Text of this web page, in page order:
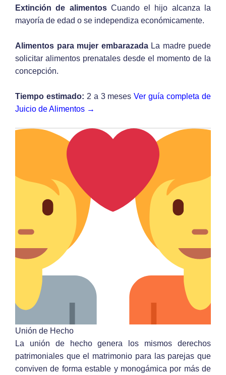
Extinción de alimentosCuando el hijo alcanza la
mayoría de edad o se independiza económicamente.
Alimentos para mujer embarazadaLa madre puede
solicitar alimentos prenatales desde el momento de la
concepción.
Tiempo estimado: 2 a 3 mesesVer guía completa de
Juicio de Alimentos →
Unión de Hecho
La unión de hecho genera los mismos derechos
patrimoniales que el matrimonio para las parejas que
conviven de forma estable y monogámica por más de